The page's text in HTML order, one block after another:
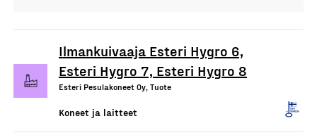
Ilmankuivaaja Esteri Hygro 6,
Esteri Hygro 7, Esteri Hygro 8
Esteri Pesulakoneet Oy, Tuote
Koneet ja laitteet